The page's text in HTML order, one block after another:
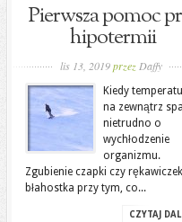
Pierwsza pomoc
hipotermii
lis 13, 2019przez Daffy
Kiedy
na zewnątrz
nietrudno o
wychłodzenie
organizmu.
Zgubienie czapki czy
błahostka przy tym, co...
CZYTAJ